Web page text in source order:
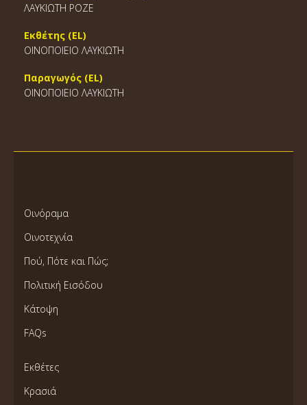
ΛΑΥΚΙΩΤΗ ΡΟΖΕ
Εκθέτης (EL)
ΟΙΝΟΠΟΙΕΙΟ ΛΑΥΚΙΩΤΗ
Παραγωγός (EL)
ΟΙΝΟΠΟΙΕΙΟ ΛΑΥΚΙΩΤΗ
Οινόραμα
Οινοτεχνία
Πού, Πότε και Πώς;
Πολιτική Εισόδου
Κάτοψη
FAQs
Εκθέτες
Κρασιά